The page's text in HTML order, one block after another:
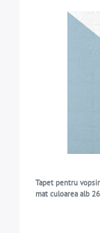
Tapet pentru
mat culoarea alb